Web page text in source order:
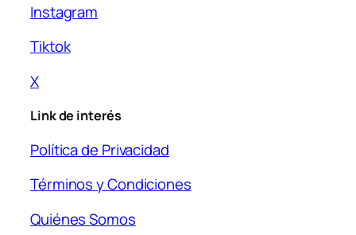
Instagram
Tiktok
X
Link de interés
Política de Privacidad
Términos y Condiciones
Quiénes Somos